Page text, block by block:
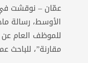
عمّان – نوقشت
الأوسط، رسالة
للموظف العام عن
مقارنة”، للباحث